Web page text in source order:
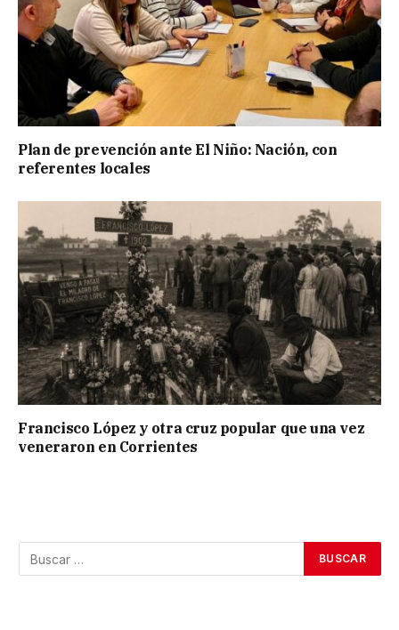
Plan de prevención ante El Niño: Nación, con
referentes locales
Francisco López y otra cruz popular que una vez
veneraron en Corrientes